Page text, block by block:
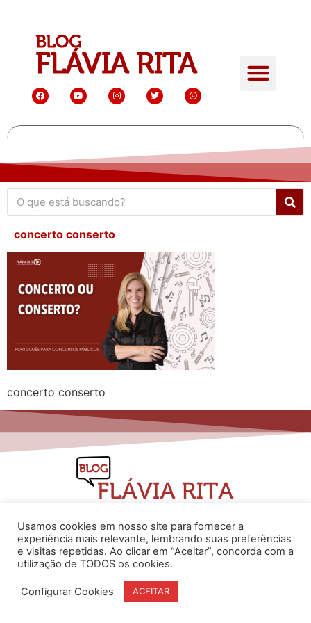
concerto conserto
concerto conserto
www.flaviarita.com
Flávia Rita Cursos Online
Usamos cookies em nosso site para fornecer a
experiência mais relevante, lembrando suas preferências
e visitas repetidas. Ao clicar em “Aceitar”, concorda com a
utilização de TODOS os cookies.
Configurar Cookies ACEITAR